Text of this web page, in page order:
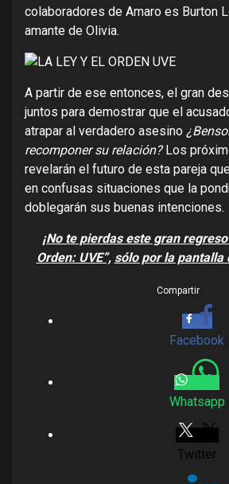
colaboradores de Amaro es Burton
amante de Olivia.
A partir de ese entonces, el gran
juntos para demostrar que el
atrapar al verdadero asesino
recomponer su relación?Los
revelarán el futuro de esta pareja
en confusas situaciones que la
doblegarán sus buenas intenciones.
¡No te pierdas este gran
Orden: UVE”, sólo por la pantalla
Compartir
Facebook
Whatsapp
Twitter